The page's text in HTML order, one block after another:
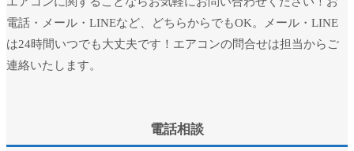
電話・メール・LINEなど、どちらからでもOK。メール・LINE
は24時間いつでも大丈夫です！エアコンの問合せは担当からご
連絡いたします。
電話相談